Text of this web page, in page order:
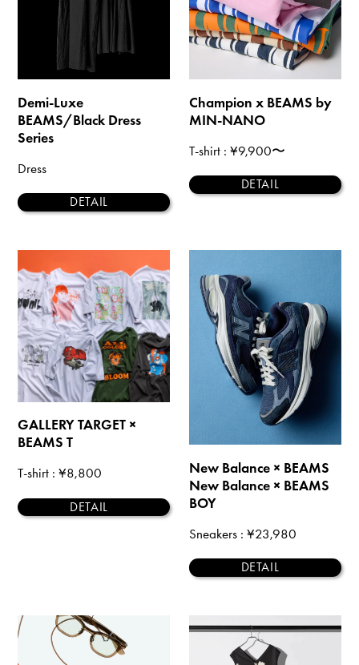
Demi-Luxe
BEAMS/Black Dress
Series
Dress
DETAIL
Champion x BEAMS by
MIN-NANO
T-shirt: ¥9,900〜
DETAIL
GALLERY TARGET ×
BEAMS T
T-shirt : ¥8,800
DETAIL
New Balance × BEAMS
New Balance × BEAMS
BOY
Sneakers: ¥23,980
DETAIL